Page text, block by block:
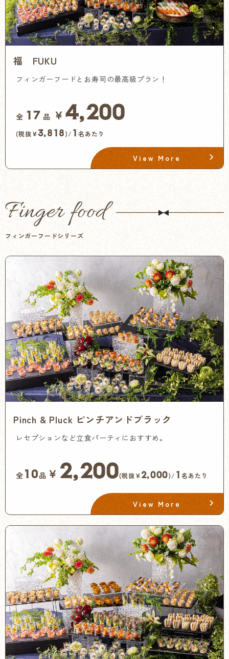
福 FUKU
フィンガーフードとお寿司の最高級プラン！
全 17 品 ￥4,200
(税抜¥3,818)/ 1 名あたり
View More
Finger food
フィンガーフードシリーズ
Pinch & Pluck ピンチアンドプラック
レセプションなど立食パーティにおすすめ。
全 10品 ￥ 2,200(税抜¥2,000)/ 1 名あたり
View More